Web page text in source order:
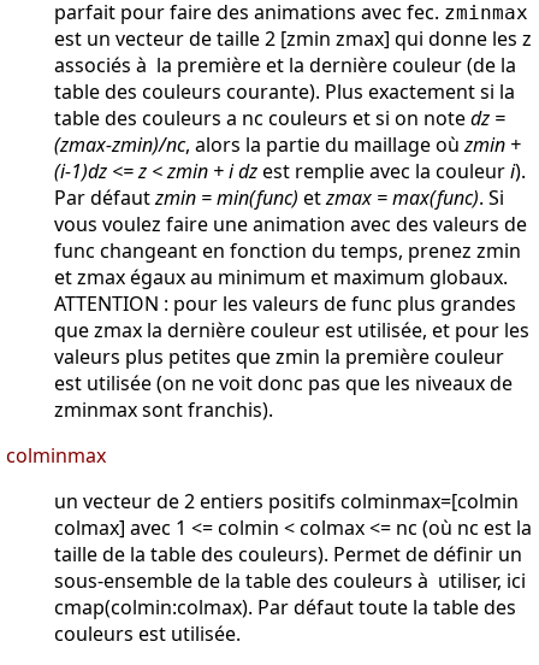
parfait pour faire des animations avec fec. zminmax
est un vecteur de taille 2 [zmin zmax] qui donne les z
associés à la première et la dernière couleur (de la
table des couleurs courante). Plus exactement si la
table des couleurs a nc couleurs et si on notedz =
(zmax-zmin)/nc, alors la partie du maillage oùzmin +
(i-1)dz <= z < zmin + i dzest remplie avec la couleuri).
Par défautzmin = min(func) etzmax = max(func). Si
vous voulez faire une animation avec des valeurs de
func changeant en fonction du temps, prenez zmin
et zmax égaux au minimum et maximum globaux.
ATTENTION : pour les valeurs de func plus grandes
que zmax la dernière couleur est utilisée, et pour les
valeurs plus petites que zmin la première couleur
est utilisée (on ne voit donc pas que les niveaux de
zminmax sont franchis).
colminmax
un vecteur de 2 entiers positifs colminmax=[colmin
colmax] avec 1 <= colmin < colmax <= nc (où nc est la
taille de la table des couleurs). Permet de définir un
sous-ensemble de la table des couleurs à utiliser, ici
cmap(colmin:colmax). Par défaut toute la table des
couleurs est utilisée.